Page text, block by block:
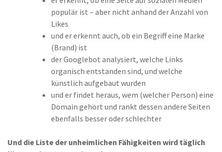
populär ist – aber nicht anhand der Anzahl von
Likes
und er erkennt auch, ob ein Begriff eine Marke
(Brand) ist
der Googlebot analysiert, welche Links
organisch entstanden sind, und welche
künstlich aufgebaut wurden
und er findet heraus, wem (welcher Person) eine
Domain gehört und rankt dessen andere Seiten
ebenfalls besser oder schlechter
Und die Liste der unheimlichen Fähigkeiten wird täglich